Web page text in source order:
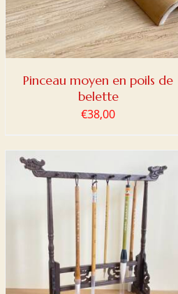
Pinceau moyen en poils de
belette
€38,00